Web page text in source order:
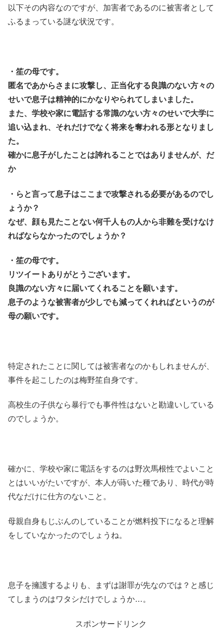
以下その内容なのですが、加害者であるのに被害者として
ふるまっている謎な状況です。
・笙の母です。
匿名であからさまに攻撃し、正当化する良識のない方々の
せいで息子は精神的にかなりやられてしまいました。
また、学校や家に電話する常識のない方々のせいで大学に
追い込まれ、それだけでなく将来を奪われる形となりまし
た。
確かに息子がしたことは誇れることではありませんが、だ
か
・らと言って息子はここまで攻撃される必要があるのでし
ょうか？
なぜ、顔も見たことない何千人もの人から非難を受けなけ
ればならなかったのでしょうか？
・笙の母です。
リツイートありがとうございます。
良識のない方々に届いてくれることを願います。
息子のような被害者が少しでも減ってくれればというのが
母の願いです。
特定されたことに関しては被害者なのかもしれませんが、
事件を起こしたのは梅野笙自身です。
高校生の子供なら暴行でも事件性はないと勘違いしている
のでしょうか。
確かに、学校や家に電話をするのは野次馬根性でよいこと
とはいいがたいですが、本人が蒔いた種であり、時代が時
代なだけに仕方のないこと。
母親自身もじぶんのしていることが燃料投下になると理解
をしていなかったのでしょうね。
息子を擁護するよりも、まずは謝罪が先なのでは？と感じ
てしまうのはワタシだけでしょうか…。
スポンサードリンク